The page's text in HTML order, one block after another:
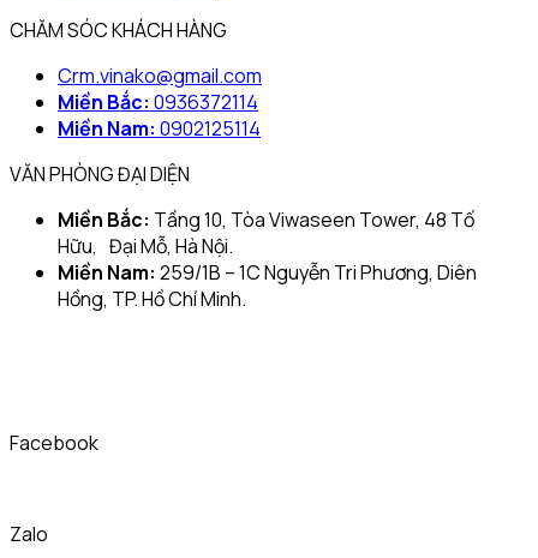
CHĂM SÓC KHÁCH HÀNG
Crm.vinako@gmail.com
Miền Bắc: 0936372114
Miền Nam: 0902125114
VĂN PHÒNG ĐẠI DIỆN
Miền Bắc: Tầng 10, Tòa Viwaseen Tower, 48 Tố
Hữu, Đại Mỗ, Hà Nội.
Miền Nam: 259/1B – 1C Nguyễn Tri Phương, Diên
Hồng, TP. Hồ Chí Minh.
Facebook
Zalo